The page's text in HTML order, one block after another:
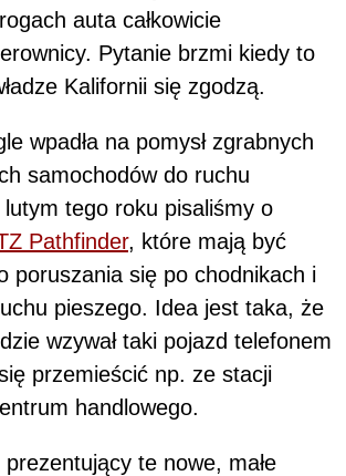
auta całkowicie
Pytanie brzmi kiedy to
Kalifornii się zgodzą.
wpadła na pomysł zgrabnych
samochodów do ruchu
tego roku pisaliśmy o
Pathfinder, które mają być
poruszania się po chodnikach i
pieszego. Idea jest taka, że
wzywał taki pojazd telefonem
przemieścić np. ze stacji
handlowego.
te nowe, małe